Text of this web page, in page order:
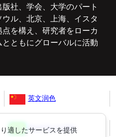
適したサービスを提供
社、学会、大学のパート
ル、北京、上海、イスタ
を構え、研究者をローカ
ともにグローバルに活動
英文润色
Revisão Inglês